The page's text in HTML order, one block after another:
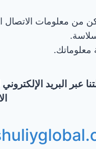
من معلومات الاتصال
معلوماتك.
عبر البريد